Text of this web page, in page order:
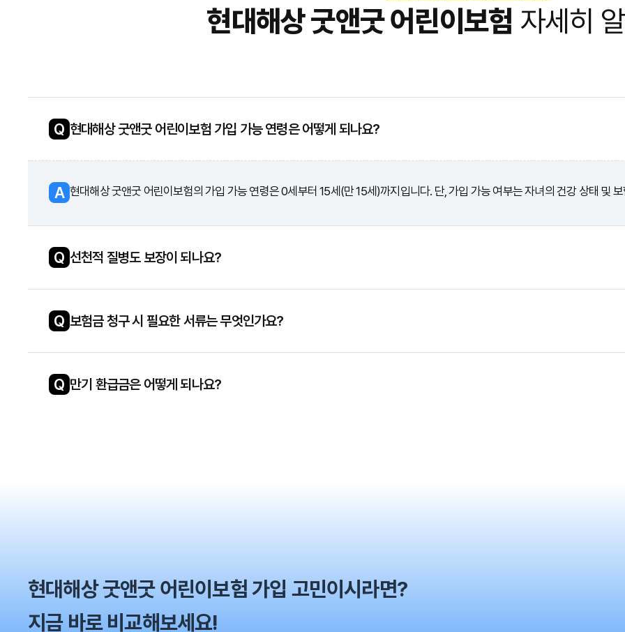
현대해상 굿앤굿 어린이보험 자세히
Q 현대해상 굿앤굿 어린이보험 가입 가능 연령은 어떻게 되나요?
A 현대해상 굿앤굿 어린이보험의 가입 가능 연령은 0세부터 15세(만 15세)까지입니다. 단, 가입 가능 여부는 자녀의 건강 상태 및
Q 선천적 질병도 보장이 되나요?
Q 보험금 청구 시 필요한 서류는 무엇인가요?
Q 만기 환급금은 어떻게 되나요?
현대해상 굿앤굿 어린이보험 가입 고민이시라면?
지금 바로 비교해보세요!